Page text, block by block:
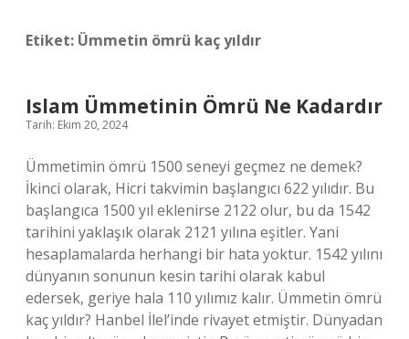
Etiket: Ümmetin ömrü kaç yıldır
Islam Ümmetinin Ömrü Ne Kadardır
Tarih: Ekim 20, 2024
Ümmetimin ömrü 1500 seneyi geçmez ne demek?
İkinci olarak, Hicri takvimin başlangıcı 622 yılıdır. Bu
başlangıca 1500 yıl eklenirse 2122 olur, bu da 1542
tarihini yaklaşık olarak 2121 yılına eşitler. Yani
hesaplamalarda herhangi bir hata yoktur. 1542 yılını
dünyanın sonunun kesin tarihi olarak kabul
edersek, geriye hala 110 yılımız kalır. Ümmetin ömrü
kaç yıldır? Hanbel İlel’inde rivayet etmiştir. Dünyadan